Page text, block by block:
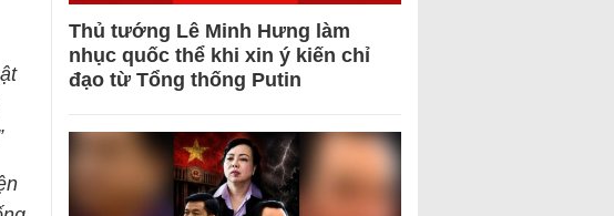
Thủ tướng Lê Minh Hưng làm
nhục quốc thể khi xin ý kiến chỉ
đạo từ Tổng thống Putin